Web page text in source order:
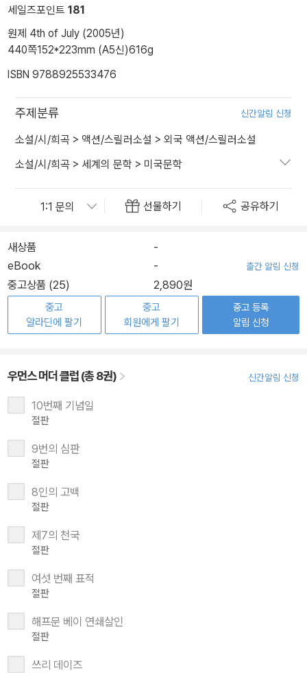
세일즈포인트 181
원제 4th of July (2005년)
440쪽152*223mm (A5신)616g
ISBN 9788925533476
주제분류 신간알림 신청
소설/시/희곡 > 액션/스릴러소설 > 외국 액션/스릴러소설
소설/시/희곡 > 세계의 문학 > 미국문학
선물하기 공유하기
새상품
-
eBook
- 출간 알림 신청
중고상품 (25) 2,890원
중고
알라딘에 팔기
중고
회원에게 팔기
중고 등록
알림 신청
우먼스 머더 클럽 (총 8권) 신간알림 신청
10번째 기념일
절판
9번의 심판
절판
8인의 고백
절판
제7의 천국
절판
여섯 번째 표적
절판
해프문 베이 연쇄살인
절판
쓰리 데이즈